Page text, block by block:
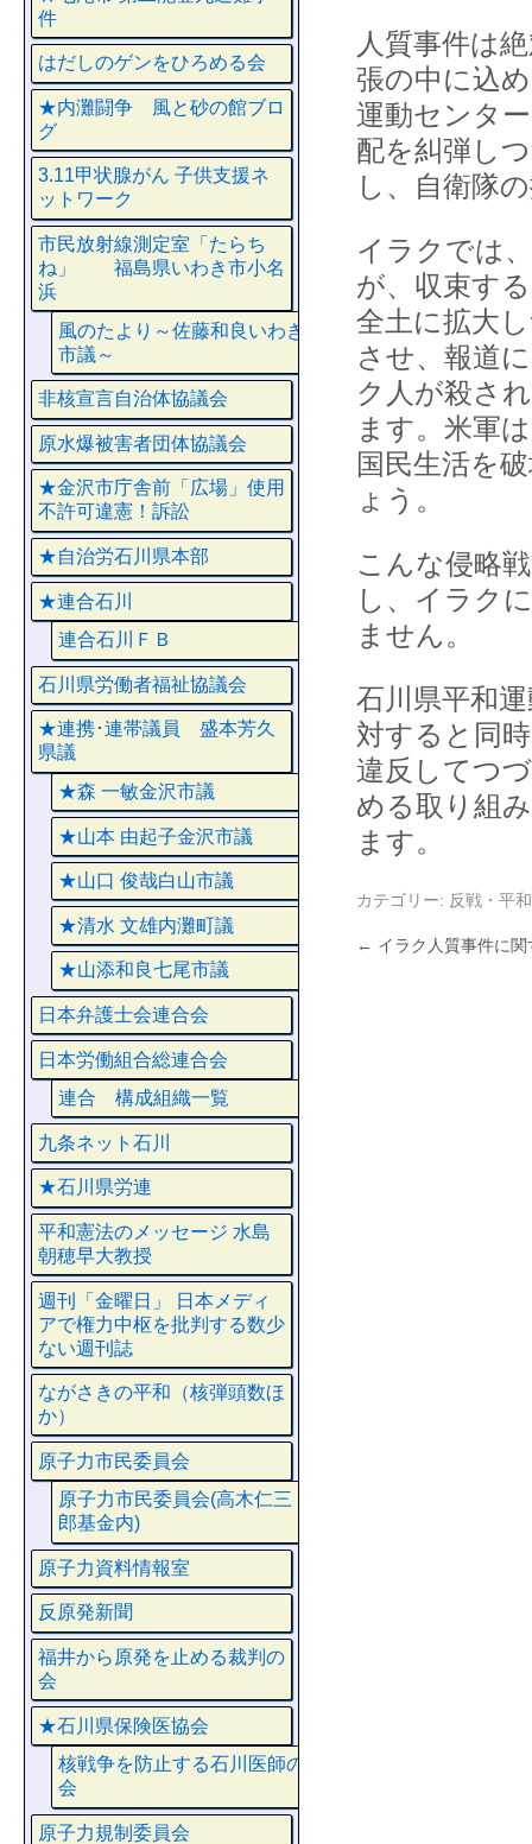
人質事件は
張の中に込
運動センタ
配を糾弾し
し、自衛隊
イラクでは
が、収束す
全土に拡大
させ、報道
ク人が殺さ
ます。米軍
国民生活を
ょう。
こんな侵略
し、イラク
ません。
石川県平和
対すると同
違反してつ
める取り組
ます。
カテゴリー: 反戦・平和
← イラク人質事件に関
件
はだしのゲンをひろめる会
★内灘闘争 風と砂の館ブロ
グ
3.11甲状腺がん 子供支援ネ
ットワーク
市民放射線測定室「たらち
ね」 福島県いわき市小名
浜
風のたより～佐藤和良いわき
市議～
非核宣言自治体協議会
原水爆被害者団体協議会
★金沢市庁舎前「広場」使用
不許可違憲！訴訟
★自治労石川県本部
★連合石川
連合石川ＦＢ
石川県労働者福祉協議会
★連携･連帯議員 盛本芳久
県議
★森 一敏金沢市議
★山本 由起子金沢市議
★山口 俊哉白山市議
★清水 文雄内灘町議
★山添和良七尾市議
日本弁護士会連合会
日本労働組合総連合会
連合 構成組織一覧
九条ネット石川
★石川県労連
平和憲法のメッセージ 水島
朝穂早大教授
週刊「金曜日」 日本メディ
アで権力中枢を批判する数少
ない週刊誌
ながさきの平和（核弾頭数ほ
か）
原子力市民委員会
原子力市民委員会(高木仁三
郎基金内)
原子力資料情報室
反原発新聞
福井から原発を止める裁判の
会
★石川県保険医協会
核戦争を防止する石川医師の
会
原子力規制委員会